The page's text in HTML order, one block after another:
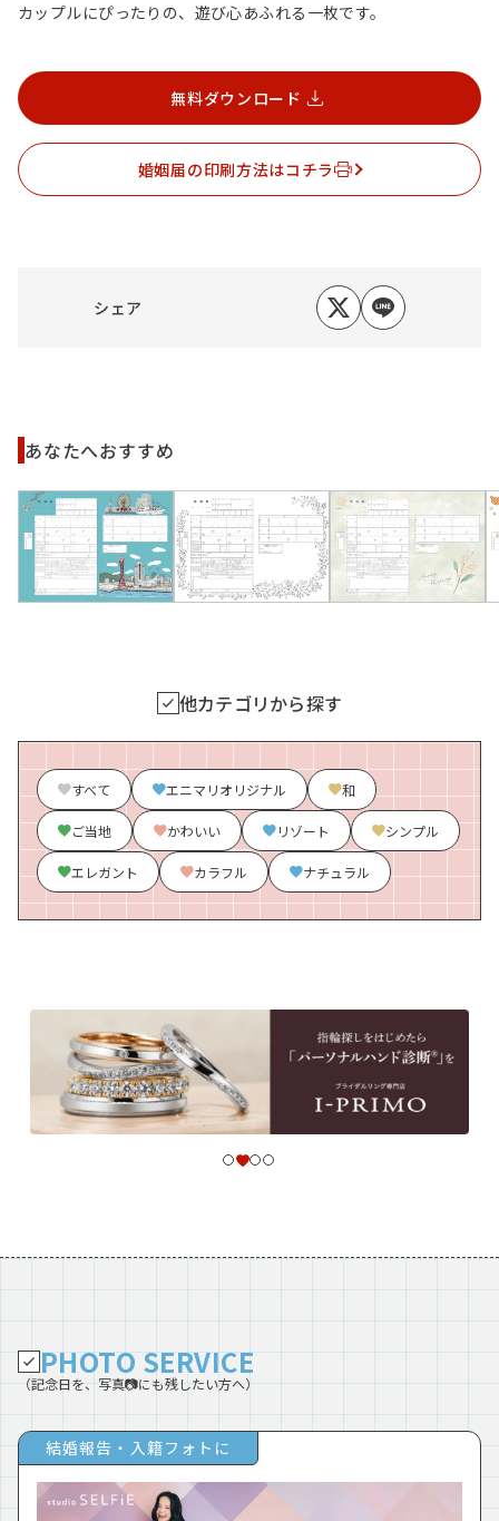
カップルにぴったりの、遊び心あふれる一枚です。
無料ダウンロード
婚姻届の印刷方法はコチラ
シェア
あなたへおすすめ
他カテゴリから探す
すべて エニマリオリジナル 和
ご当地 かわいい リゾート シンプル
エレガント カラフル ナチュラル
PHOTO SERVICE
（記念日を、写真📷にも残したい方へ）
結婚報告・入籍フォトに